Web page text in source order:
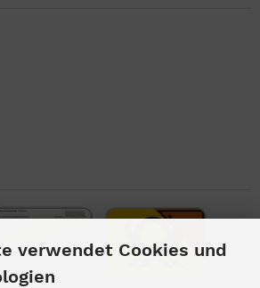
verwendet Cookies und